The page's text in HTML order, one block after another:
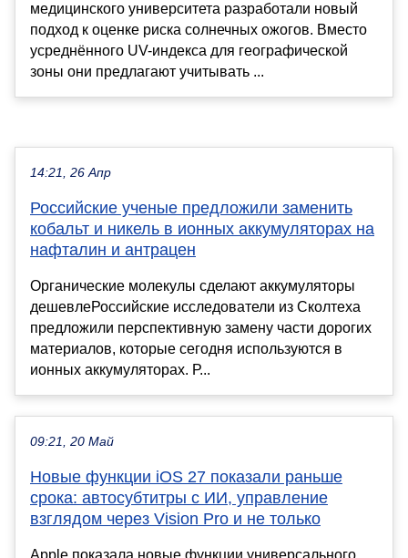
медицинского университета разработали новый
подход к оценке риска солнечных ожогов. Вместо
усреднённого UV-индекса для географической
зоны они предлагают учитывать ...
14:21, 26 Апр
Российские ученые предложили заменить
кобальт и никель в ионных аккумуляторах на
нафталин и антрацен
Органические молекулы сделают аккумуляторы
дешевлеРоссийские исследователи из Сколтеха
предложили перспективную замену части дорогих
материалов, которые сегодня используются в
ионных аккумуляторах. Р...
09:21, 20 Май
Новые функции iOS 27 показали раньше
срока: автосубтитры с ИИ, управление
взглядом через Vision Pro и не только
Apple показала новые функции универсального